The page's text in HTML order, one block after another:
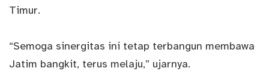
Timur.
“Semoga sinergitas ini tetap terbangun membawa
Jatim bangkit, terus melaju,” ujarnya.